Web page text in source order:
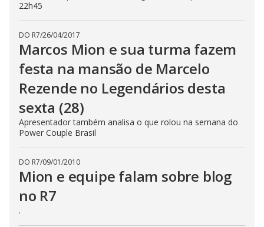
22h45
DO R7/26/04/2017
Marcos Mion e sua turma fazem
festa na mansão de Marcelo
Rezende no Legendários desta
sexta (28)
Apresentador também analisa o que rolou na semana do
Power Couple Brasil
DO R7/09/01/2010
Mion e equipe falam sobre blog
no R7
.